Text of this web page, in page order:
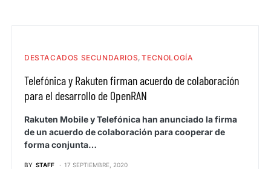
DESTACADOS SECUNDARIOS TECNOLOGÍA
Telefónica y Rakuten firman acuerdo de colaboración
para el desarrollo de OpenRAN
Rakuten Mobile y Telefónica han anunciado la firma
de un acuerdo de colaboración para cooperar de
forma conjunta…
BY STAFF 17 SEPTIEMBRE, 2020